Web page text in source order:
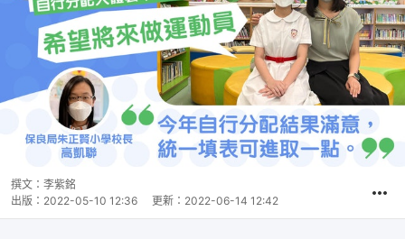
撰文： 李紫銘
出版： 2022-05-10 12:36 更新： 2022-06-14 12:42